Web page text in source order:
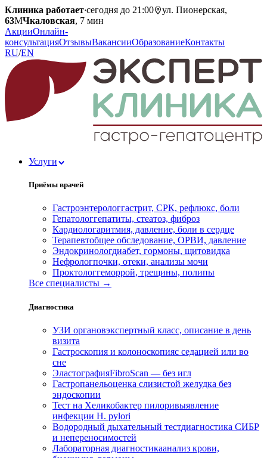
Клиника работает·сегодня до 21:00
ул. Пионерская,
63МЧкаловская, 7 мин
АкцииОнлайн-
консультацияОтзывыВакансииОбразованиеКонтакты
RU/EN
Услуги
Приёмы врачей
Гастроэнтерологгастрит, СРК, рефлюкс, боли
Гепатологгепатиты, стеатоз, фиброз
Кардиологаритмия, давление, боли в сердце
Терапевтобщее обследование, ОРВИ, давление
Эндокринологдиабет, гормоны, щитовидка
Нефрологпочки, отеки, анализы мочи
Проктологгеморрой, трещины, полипы
Все специалисты →
Диагностика
УЗИ органовэкспертный класс, описание в день
визита
Гастроскопия и колоноскопияс седацией или во
сне
ЭластографияFibroScan — без игл
Гастропанельоценка слизистой желудка без
эндоскопии
Тест на Хеликобактер пилоривыявление
инфекции H. pylori
Водородный дыхательный тестдиагностика СИБР
и непереносимостей
Лабораторная диагностикаанализ крови,